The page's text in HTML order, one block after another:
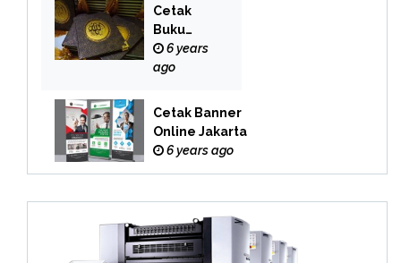
Cetak
Buku
Yasin
Online
6 years
ago
Cetak Banner
Online Jakarta
6 years ago